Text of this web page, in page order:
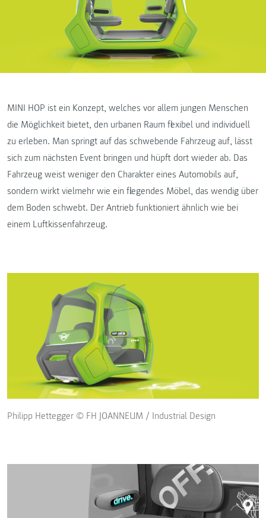
MINI HOP ist ein Konzept, welches vor allem jungen Menschen
die Möglichkeit bietet, den urbanen Raum flexibel und individuell
zu erleben. Man springt auf das schwebende Fahrzeug auf, lässt
sich zum nächsten Event bringen und hüpft dort wieder ab. Das
Fahrzeug weist weniger den Charakter eines Automobils auf,
sondern wirkt vielmehr wie ein fliegendes Möbel, das wendig über
dem Boden schwebt. Der Antrieb funktioniert ähnlich wie bei
einem Luftkissenfahrzeug.
Philipp Hettegger © FH JOANNEUM / Industrial Design